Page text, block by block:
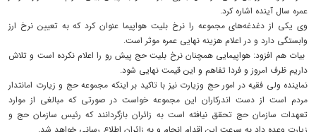
عمره سال آینده اشاره کرد.
وی یکی از دغدغه‌های مجموعه را نرخ بلیت هواپیما عنوان کرد که به تعیین نرخ ارز
وابستگی دارد و در اعلام هزینه نهایی عمره موثر است.
بیات هم افزود: هواپیمایی همچنان نرخ بلیت حج پیش رو را اعلام نکرده است و تلاش
داریم ظرف امروز و فردا تفاهم و این قیمت نهایی شود.
نماینده ولی فقیه در امور حج وزیارت نیز با تاکید بر اینکه مجموعه حج و زیارت امانتدار
مردم است از دست اندرکاران این مجموعه خواست در صورتی که مبالغی از موارد
تعهدات سازمان حج تحقق نیافته است به زائران بازگردانند که رئیس سازمان حج و